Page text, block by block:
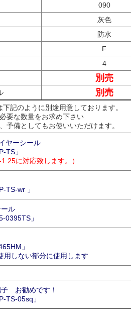
090
灰色
防水
F
4
別売
別売
記のように別途用意しております。
必要な数量をお求め下さい
予備としてもお使いいただけます。
ヤーシール
TS」
に対応致します。）
TS-wr 」
ル
0395TS」
」
しない部分に使用します
子 お勧めです！
TS-05sq」